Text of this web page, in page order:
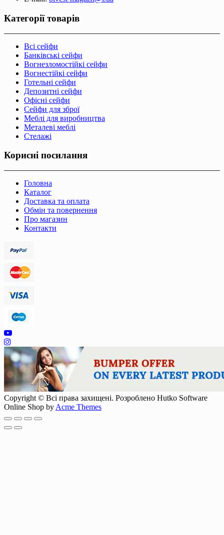
Категорії товарів
Всі сейфи
Банківські сейфи
Вогнезломостійкі сейфи
Вогнестійкі сейфи
Готельні сейфи
Депозитні сейфи
Офісні сейфи
Сейфи для зброї
Меблі для виробництва
Металеві меблі
Стелажі
Корисні посилання
Головна
Каталог
Доставка та оплата
Обмін та повернення
Про магазин
Контакти
Copyright © Всі права захищені. Розроблено Hutko Software
Online Shop by Acme Themes
Scroll
Up